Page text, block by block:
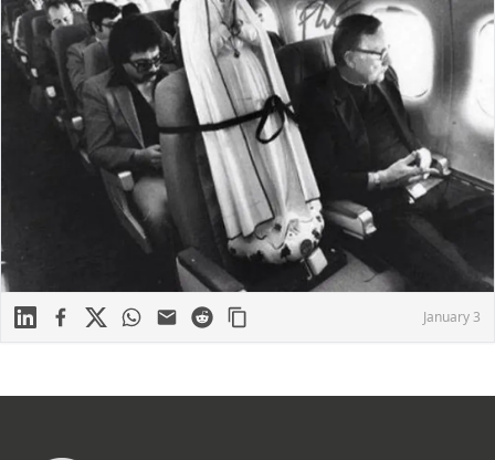
LinkedinFacebook
X WhatsApp
Mail Reddit January 3